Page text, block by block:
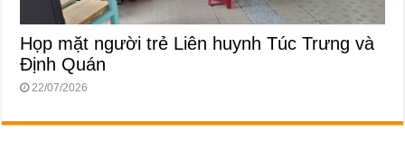
Họp mặt người trẻ Liên huynh Túc Trưng và
Định Quán
22/07/2026